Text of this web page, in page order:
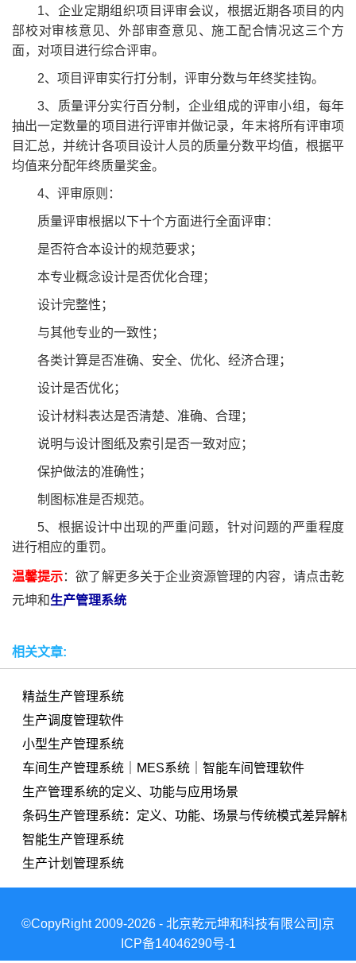
1、企业定期组织项目评审会议，根据近期各项目的内
部校对审核意见、外部审查意见、施工配合情况这三个方
面，对项目进行综合评审。
2、项目评审实行打分制，评审分数与年终奖挂钩。
3、质量评分实行百分制，企业组成的评审小组，每年
抽出一定数量的项目进行评审并做记录，年末将所有评审项
目汇总，并统计各项目设计人员的质量分数平均值，根据平
均值来分配年终质量奖金。
4、评审原则：
质量评审根据以下十个方面进行全面评审：
是否符合本设计的规范要求；
本专业概念设计是否优化合理；
设计完整性；
与其他专业的一致性；
各类计算是否准确、安全、优化、经济合理；
设计是否优化；
设计材料表达是否清楚、准确、合理；
说明与设计图纸及索引是否一致对应；
保护做法的准确性；
制图标准是否规范。
5、根据设计中出现的严重问题，针对问题的严重程度
进行相应的重罚。
温馨提示：欲了解更多关于企业资源管理的内容，请点击乾
元坤和生产管理系统
相关文章:
精益生产管理系统
生产调度管理软件
小型生产管理系统
车间生产管理系统｜MES系统｜智能车间管理软件
生产管理系统的定义、功能与应用场景
条码生产管理系统：定义、功能、场景与传统模式差异解析
智能生产管理系统
生产计划管理系统
©CopyRight 2009-2026 - 北京乾元坤和科技有限公司|京
ICP备14046290号-1